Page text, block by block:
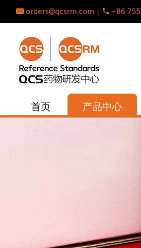
orders@qcsrm.com | +86
首页 产品中心